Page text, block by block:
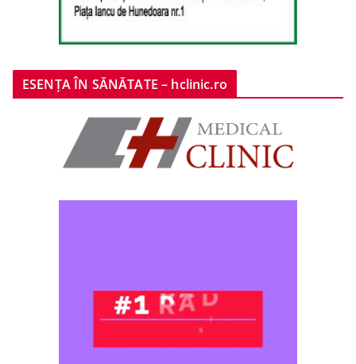
ESENȚA ÎN SĂNĂTATE – hclinic.ro